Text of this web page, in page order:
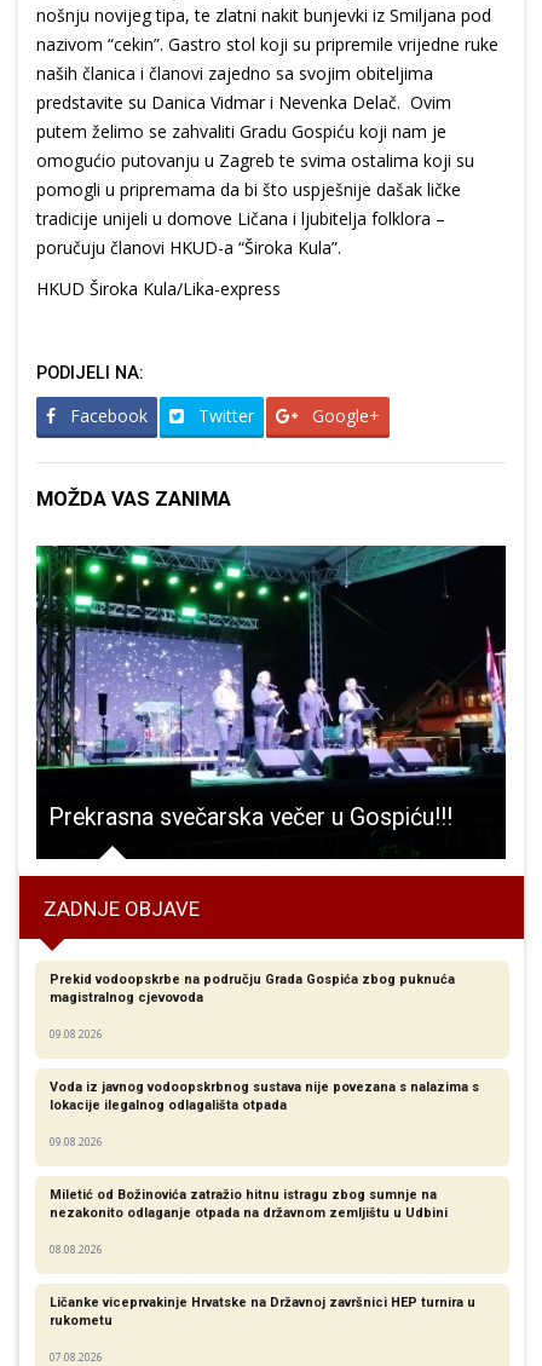
nošnju novijeg tipa, te zlatni nakit bunjevki iz Smiljana pod
nazivom “cekin”. Gastro stol koji su pripremile vrijedne ruke
naših članica i članovi zajedno sa svojim obiteljima
predstavite su Danica Vidmar i Nevenka Delač. Ovim
putem želimo se zahvaliti Gradu Gospiću koji nam je
omogućio putovanju u Zagreb te svima ostalima koji su
pomogli u pripremama da bi što uspješnije dašak ličke
tradicije unijeli u domove Ličana i ljubitelja folklora –
poručuju članovi HKUD-a “Široka Kula”.
HKUD Široka Kula/Lika-express
PODIJELI NA:
Facebook Twitter Google+
MOŽDA VAS ZANIMA
Prekrasna svečarska večer u Gospiću!!!
ZADNJE OBJAVE
Prekid vodoopskrbe na području Grada Gospića zbog puknuća
magistralnog cjevovoda
09.08.2026
Voda iz javnog vodoopskrbnog sustava nije povezana s nalazima s
lokacije ilegalnog odlagališta otpada
09.08.2026
Miletić od Božinovića zatražio hitnu istragu zbog sumnje na
nezakonito odlaganje otpada na državnom zemljištu u Udbini
08.08.2026
Ličanke viceprvakinje Hrvatske na Državnoj završnici HEP turnira u
rukometu
07.08.2026